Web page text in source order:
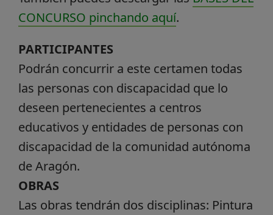
CONCURSO pinchando aquí.
PARTICIPANTES
Podrán concurrir a este certamen todas
las personas con discapacidad que lo
deseen pertenecientes a centros
educativos y entidades de personas con
discapacidad de la comunidad autónoma
de Aragón.
OBRAS
Las obras tendrán dos disciplinas: Pintura